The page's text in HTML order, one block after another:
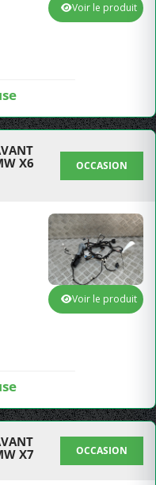
Voir le produit
X6
OCCASION
Voir le produit
X7
OCCASION